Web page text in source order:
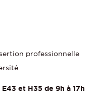
professionnelle
et H35 de 9h à 17h